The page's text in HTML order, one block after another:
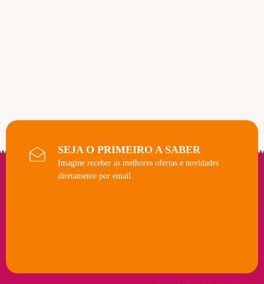
SEJA O PRIMEIRO A SABER
Imagine receber as melhores ofertas e novidades
diretamente por email.